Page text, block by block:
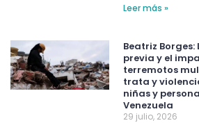
Leer más »
Beatriz
previa y el
terremotos
trata y
niñas y
Venezuela
29 julio, 2026